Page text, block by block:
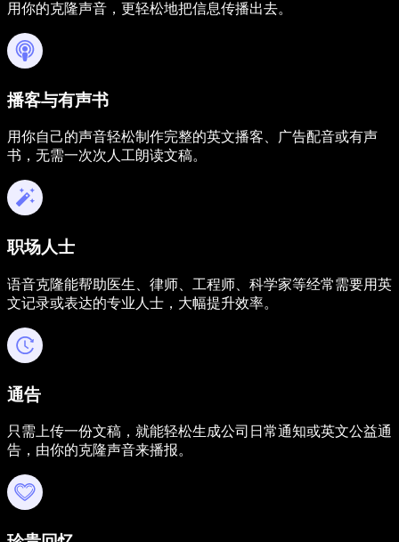
用你的克隆声音，更轻松地把信息传播出去。
播客与有声书
用你自己的声音轻松制作完整的英文播客、广告配音或有声
书，无需一次次人工朗读文稿。
职场人士
语音克隆能帮助医生、律师、工程师、科学家等经常需要用英
文记录或表达的专业人士，大幅提升效率。
通告
只需上传一份文稿，就能轻松生成公司日常通知或英文公益通
告，由你的克隆声音来播报。